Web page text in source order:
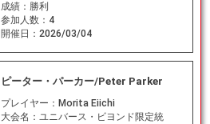
成績： 勝利
参加人数： 4
開催日： 2026/03/04
ピーター・パーカー/Peter Parker
プレイヤー： Morita Eiichi
大会名： ユニバース・ビヨンド限定統